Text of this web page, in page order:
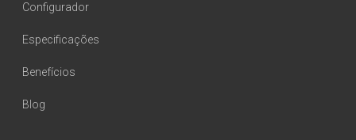
Configurador
Especificações
Benefícios
Blog